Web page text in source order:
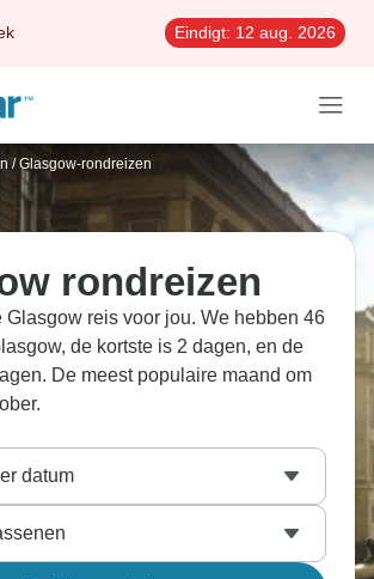
Eindigt: 12 aug. 2026
/ Glasgow-rondreizen
rondreizen
Glasgow reis voor jou. We hebben 46
de kortste is 2 dagen, en de
De meest populaire maand om
datum